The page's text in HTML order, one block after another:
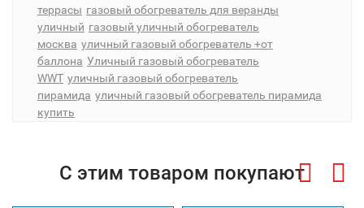
террасы газовый обогреватель для веранды
уличный газовый уличный обогреватель
москва уличный газовый обогреватель +от
баллона Уличный газовый обогреватель
WWT уличный газовый обогреватель
пирамида уличный газовый обогреватель пирамида
купить
С этим товаром покупают